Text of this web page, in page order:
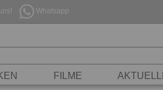
Whatsapp
FILME